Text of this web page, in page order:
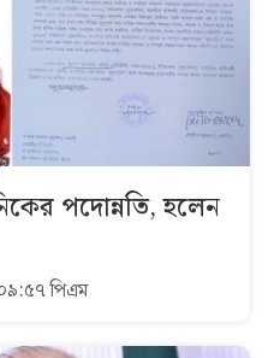
পদোন্নতি, হলেন
পিএম